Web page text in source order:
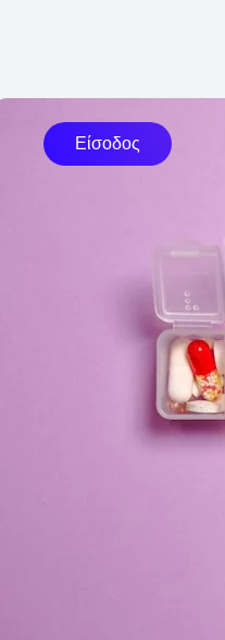
Είσοδος